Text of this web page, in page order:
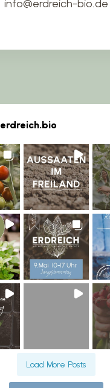
info@erdreich-bio.de
erdreich.bio
Load More Posts